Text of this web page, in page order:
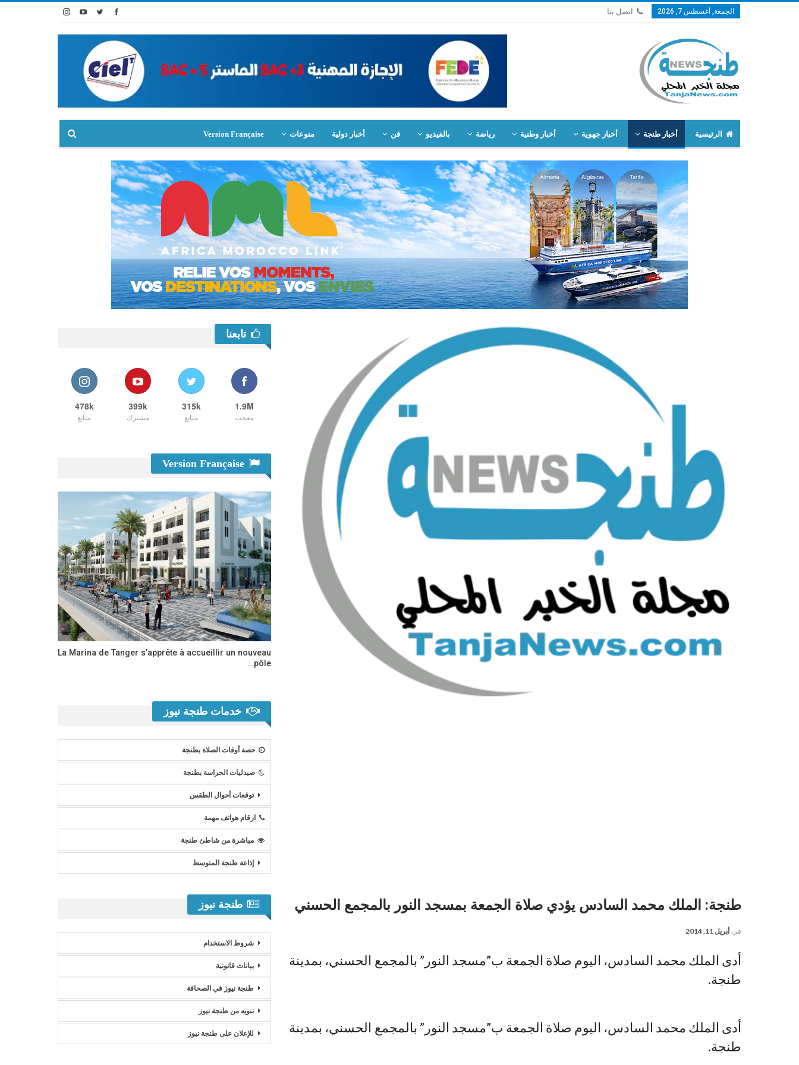
الجمعة, أغسطس 7, 2026 اتصل بنا
الرئيسية أخبار طنجة أخبار جهوية أخبار وطنية رياضة بالفيديو فن أخبار دولية منوعات Version Française
طنجة: الملك محمد السادس يؤدي صلاة الجمعة بمسجد النور بالمجمع الحسني
في أبريل 11, 2014
أدى الملك محمد السادس، اليوم صلاة الجمعة ب”مسجد النور” بالمجمع الحسني، بمدينة
طنجة.
أدى الملك محمد السادس، اليوم صلاة الجمعة ب”مسجد النور” بالمجمع الحسني، بمدينة
طنجة.
تابعنا
1.9M
معجب
315k
متابع
399k
مشترك
478k
متابع
La Marina de Tanger s’apprête à accueillir un nouveau
pôle…
خدمات طنجة نيوز
حصة أوقات الصلاة بطنجة
صيدليات الحراسة بطنجة
توقعات أحوال الطقس
ارقام هواتف مهمة
مباشرة من شاطئ طنجة
إذاعة طنجة المتوسط
طنجة نيوز
شروط الاستخدام
بيانات قانونية
طنجة نيوز في الصحافة
تنويه من طنجة نيوز
للإعلان على طنجة نيوز